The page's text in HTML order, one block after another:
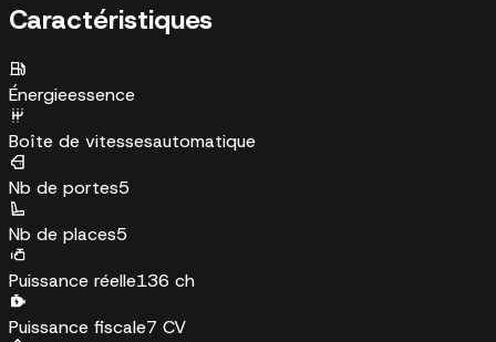
Caractéristiques
Énergieessence
Boîte de vitessesautomatique
Nb de portes5
Nb de places5
Puissance réelle136 ch
Puissance fiscale7 CV